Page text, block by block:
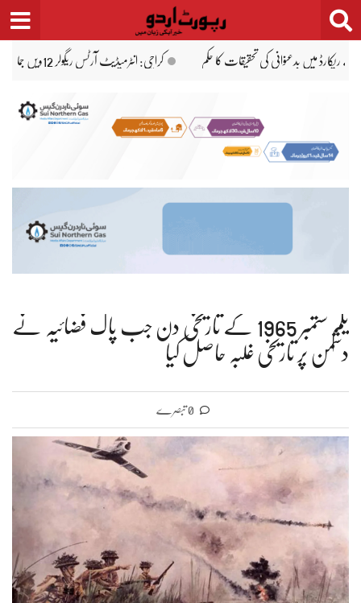
Skip
to
سندھ کے
یکم ستمبر 1965 کے تاریخی دن جب پاک فضائیہ نے
دشمن پر تاریخی غلبہ حاصل کیا
0 تبصرے